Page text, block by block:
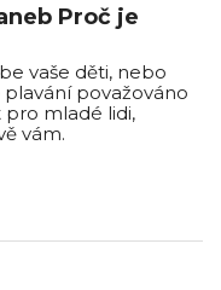
Proč je
vaše děti, nebo
považováno
pro mladé lidi,
vám.